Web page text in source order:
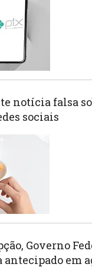
notícia falsa
sociais
Governo
em